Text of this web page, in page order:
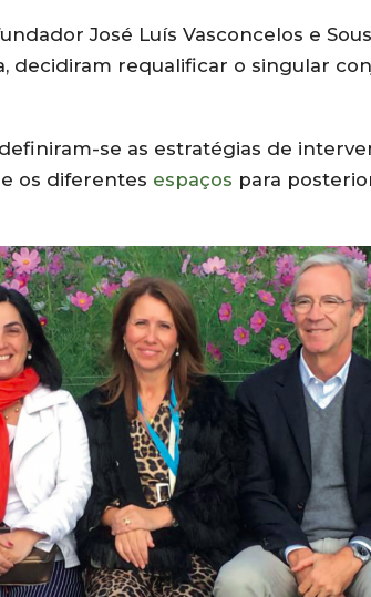
José Luís Vasconcelos e
decidiram requalificar o singular
se as estratégias de
os diferentes espaços para